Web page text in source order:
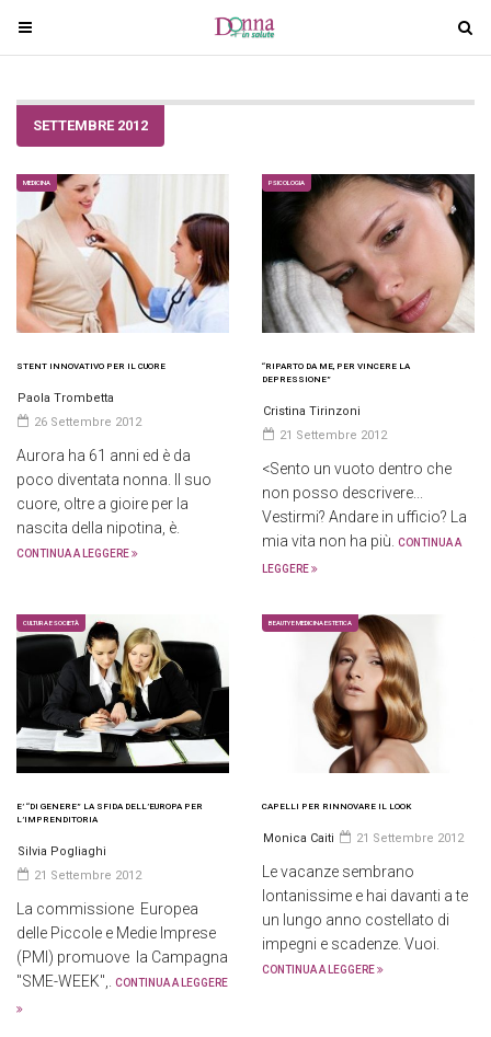
T
o
g
n
v
a
i
o
n
T
o
g
n
a
v
g
a
SETTEMBRE 2012
MEDICINA
STENT INNOVATIVO PER IL CUORE
Paola Trombetta
26 Settembre 2012
Aurora ha 61 anni ed è da
poco diventata nonna. Il suo
cuore, oltre a gioire per la
nascita della nipotina, è.
CONTINUA A LEGGERE
PSICOLOGIA
“RIPARTO DA ME, PER VINCERE LA
DEPRESSIONE”
Cristina Tirinzoni
21 Settembre 2012
<Sento un vuoto dentro che
non posso descrivere...
Vestirmi? Andare in ufficio? La
mia vita non ha più. CONTINUA A
LEGGERE
CULTURA E SOCIETÀ
E’ “DI GENERE” LA SFIDA DELL’EUROPA PER
L’IMPRENDITORIA
Silvia Pogliaghi
21 Settembre 2012
La commissione Europea
delle Piccole e Medie Imprese
(PMI) promuove la Campagna
"SME-WEEK",. CONTINUA A LEGGERE
BEAUTY E MEDICINA ESTETICA
CAPELLI PER RINNOVARE IL LOOK
Monica Caiti 21 Settembre 2012
Le vacanze sembrano
lontanissime e hai davanti a te
un lungo anno costellato di
impegni e scadenze. Vuoi.
CONTINUA A LEGGERE